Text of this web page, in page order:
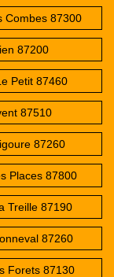
Combes 87300
87200
Petit 87460
87510
87260
Places 87800
Treille 87190
87260
Forets 87130